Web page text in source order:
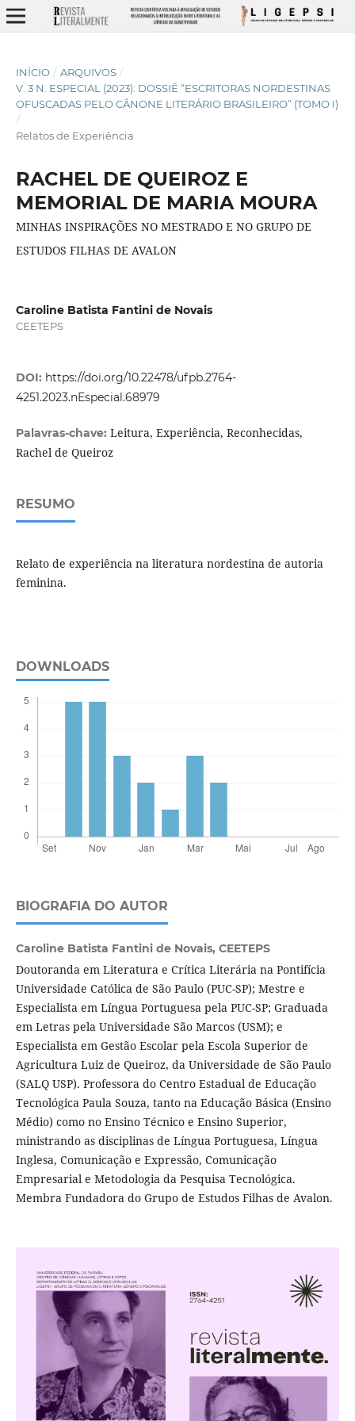
INÍCIO / ARQUIVOS /
V. 3 N. ESPECIAL (2023): DOSSIÊ “ESCRITORAS NORDESTINAS
OFUSCADAS PELO CÂNONE LITERÁRIO BRASILEIRO” (TOMO I)
/
Relatos de Experiência
RACHEL DE QUEIROZ E
MEMORIAL DE MARIA MOURA
MINHAS INSPIRAÇÕES NO MESTRADO E NO GRUPO DE
ESTUDOS FILHAS DE AVALON
Caroline Batista Fantini de Novais
CEETEPS
DOI: https://doi.org/10.22478/ufpb.2764-
4251.2023.nEspecial.68979
Palavras-chave: Leitura, Experiência, Reconhecidas,
Rachel de Queiroz
RESUMO
Relato de experiência na literatura nordestina de autoria
feminina.
DOWNLOADS
BIOGRAFIA DO AUTOR
Caroline Batista Fantini de Novais, CEETEPS
Doutoranda em Literatura e Crítica Literária na Pontifícia
Universidade Católica de São Paulo (PUC-SP); Mestre e
Especialista em Língua Portuguesa pela PUC-SP; Graduada
em Letras pela Universidade São Marcos (USM); e
Especialista em Gestão Escolar pela Escola Superior de
Agricultura Luiz de Queiroz, da Universidade de São Paulo
(SALQ USP). Professora do Centro Estadual de Educação
Tecnológica Paula Souza, tanto na Educação Básica (Ensino
Médio) como no Ensino Técnico e Ensino Superior,
ministrando as disciplinas de Língua Portuguesa, Língua
Inglesa, Comunicação e Expressão, Comunicação
Empresarial e Metodologia da Pesquisa Tecnológica.
Membra Fundadora do Grupo de Estudos Filhas de Avalon.